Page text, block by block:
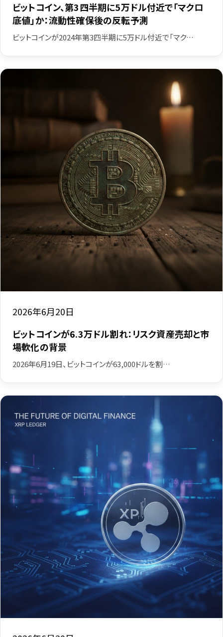
ビットコイン、第3四半期に5万ドル付近で「マクロ
底値」か：流動性確保後の反転予測
ビットコインが2024年第3四半期に5万ドル付近で「マク…
2026年6月20日
ビットコインが6.3万ドル割れ：リスク資産売却と市
場軟化の背景
2026年6月19日、ビットコインが63,000ドルを割…